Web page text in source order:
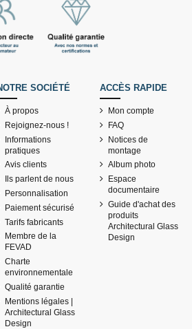
SOCIÉTÉ
À propos
Rejoignez-nous !
Informations
pratiques
Avis clients
Ils parlent de nous
Personnalisation
Paiement sécurisé
Tarifs fabricants
Membre de la
FEVAD
Charte
environnementale
Qualité garantie
Mentions légales |
Architectural Glass
Design
ACCÈS RAPIDE
Mon compte
FAQ
Notices de
montage
Album photo
Espace
documentaire
Guide d'achat des
produits
Architectural Glass
Design